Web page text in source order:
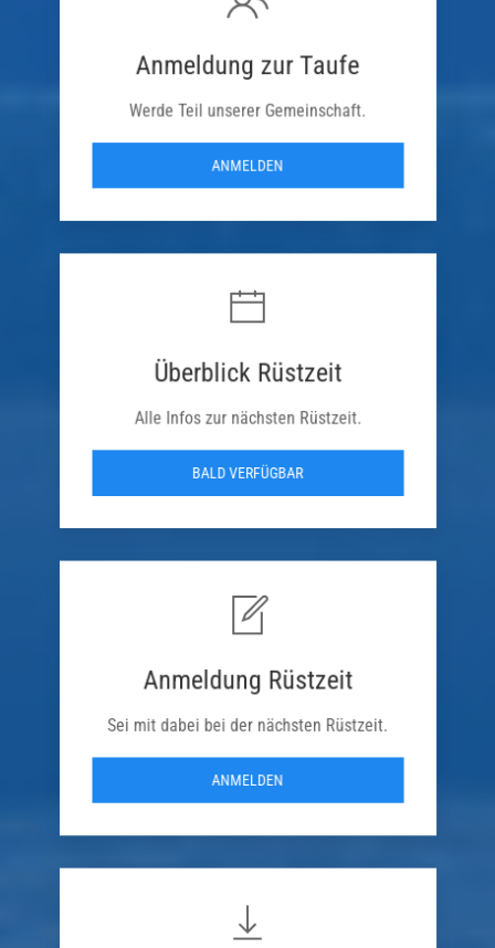
Anmeldung zur Taufe
Werde Teil unserer Gemeinschaft.
ANMELDEN
Überblick Rüstzeit
Alle Infos zur nächsten Rüstzeit.
BALD VERFÜGBAR
Anmeldung Rüstzeit
Sei mit dabei bei der nächsten Rüstzeit.
ANMELDEN